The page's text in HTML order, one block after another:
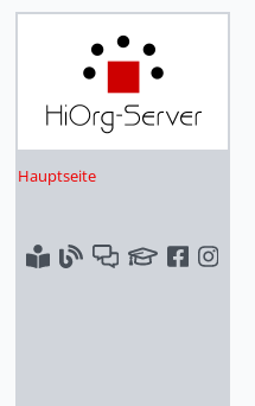
Hauptseite